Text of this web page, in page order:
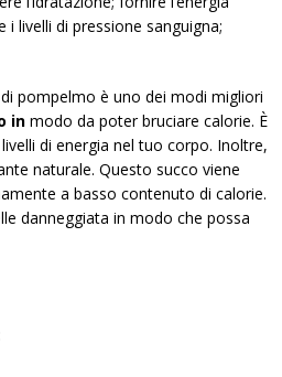
i livelli di pressione sanguigna;
pompelmo è uno dei modi migliori
in modo da poter bruciare calorie. È
di energia nel tuo corpo. Inoltre,
naturale. Questo succo viene
a basso contenuto di calorie.
danneggiata in modo che possa